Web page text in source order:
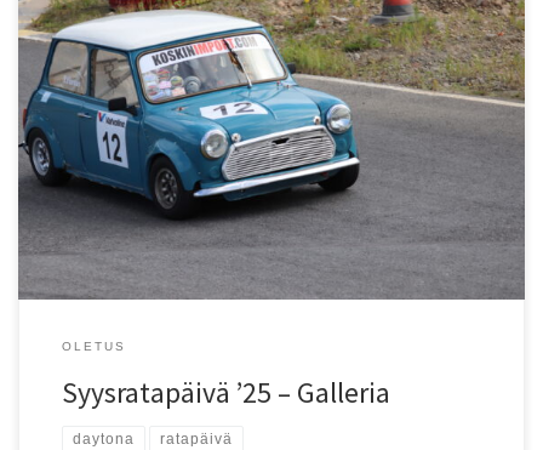
OLETUS
Syysratapäivä ’25 – Galleria
daytona ratapäivä